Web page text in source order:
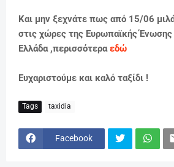
Και μην ξεχνάτε πως από 15/06
στις χώρες της Ευρωπαϊκής
Ελλάδα ,περισσότεραεδώ
Ευχαριστούμε και καλό ταξίδι !
Tags taxidia
Facebook